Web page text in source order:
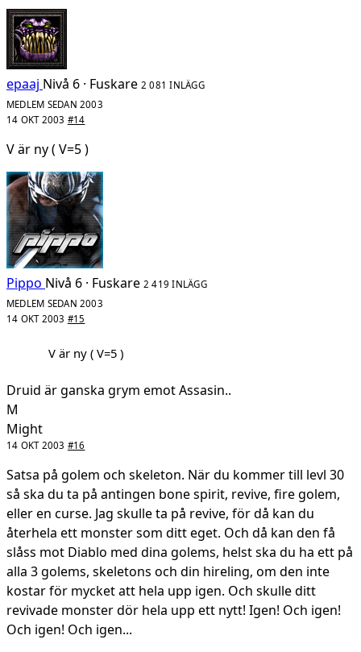
epaaj Nivå 6 · Fuskare 2 081 INLÄGG
MEDLEM SEDAN 2003
14 OKT 2003 #14
V är ny ( V=5 )
Pippo Nivå 6 · Fuskare 2 419 INLÄGG
MEDLEM SEDAN 2003
14 OKT 2003 #15
V är ny ( V=5 )
Druid är ganska grym emot Assasin..
M
Might
14 OKT 2003 #16
Satsa på golem och skeleton. När du kommer till levl 30
så ska du ta på antingen bone spirit, revive, fire golem,
eller en curse. Jag skulle ta på revive, för då kan du
återhela ett monster som ditt eget. Och då kan den få
slåss mot Diablo med dina golems, helst ska du ha ett på
alla 3 golems, skeletons och din hireling, om den inte
kostar för mycket att hela upp igen. Och skulle ditt
revivade monster dör hela upp ett nytt! Igen! Och igen!
Och igen! Och igen...